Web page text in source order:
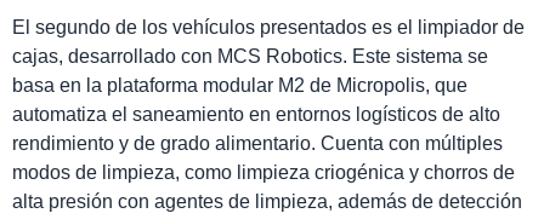
El segundo de los vehículos presentados es el limpiador de
cajas, desarrollado con MCS Robotics. Este sistema se
basa en la plataforma modular M2 de Micropolis, que
automatiza el saneamiento en entornos logísticos de alto
rendimiento y de grado alimentario. Cuenta con múltiples
modos de limpieza, como limpieza criogénica y chorros de
alta presión con agentes de limpieza, además de detección